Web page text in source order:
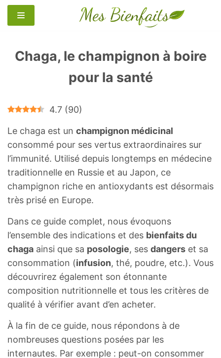
Aller
au
Chaga, le champignon à boire
pour la santé
4.7 (90)
Le chaga est un champignon médicinal
consommé pour ses vertus extraordinaires sur
l’immunité. Utilisé depuis longtemps en médecine
traditionnelle en Russie et au Japon, ce
champignon riche en antioxydants est désormais
très prisé en Europe.
Dans ce guide complet, nous évoquons
l’ensemble des indications et des bienfaits du
chaga ainsi que sa posologie, ses dangers et sa
consommation (infusion, thé, poudre, etc.). Vous
découvrirez également son étonnante
composition nutritionnelle et tous les critères de
qualité à vérifier avant d’en acheter.
À la fin de ce guide, nous répondons à de
nombreuses questions posées par les
internautes. Par exemple : peut-on consommer